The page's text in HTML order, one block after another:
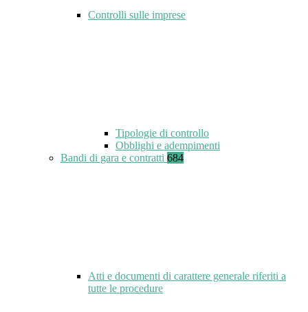
Controlli sulle imprese
Tipologie di controllo
Obblighi e adempimenti
Bandi di gara e contratti 684
Atti e documenti di carattere generale riferiti a
tutte le procedure